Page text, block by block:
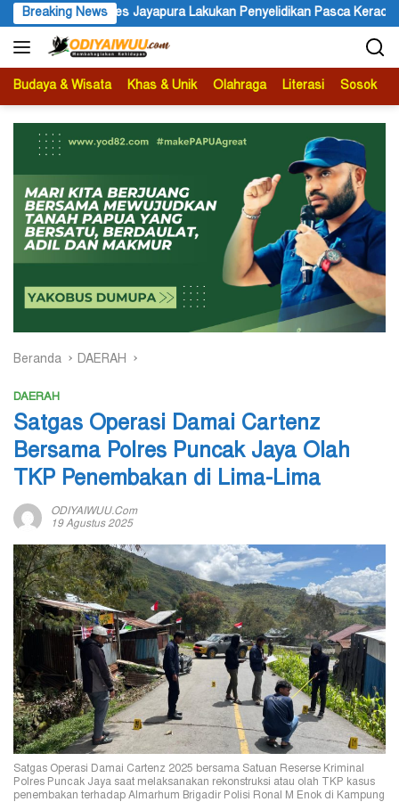
Langsung
ke
konten
Breaking NewsPasca Keracunan Akibat Dugaan Menu MBG di Depapre
Budaya & Wisata Khas & Unik Olahraga Literasi Sosok
Beranda DAERAH
DAERAH
Satgas Operasi Damai Cartenz
Bersama Polres Puncak Jaya Olah
TKP Penembakan di Lima-Lima
ODIYAIWUU.com
19 Agustus 2025
Satgas Operasi Damai Cartenz 2025 bersama Satuan Reserse Kriminal
Polres Puncak Jaya saat melaksanakan rekonstruksi atau olah TKP kasus
penembakan terhadap Almarhum Brigadir Polisi Ronal M Enok di Kampung